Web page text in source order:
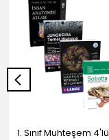
1. Sınıf Muhteşem 4'lü